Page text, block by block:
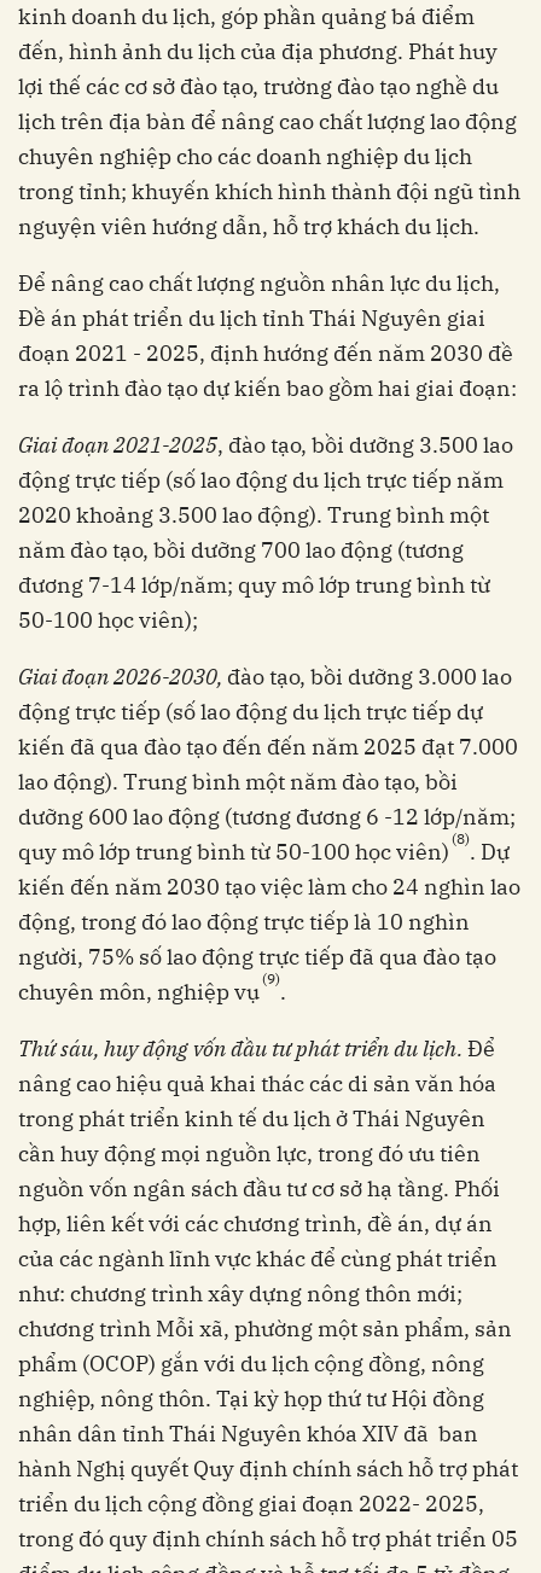
kinh doanh du lịch, góp phần quảng bá điểm
đến, hình ảnh du lịch của địa phương. Phát huy
lợi thế các cơ sở đào tạo, trường đào tạo nghề du
lịch trên địa bàn để nâng cao chất lượng lao động
chuyên nghiệp cho các doanh nghiệp du lịch
trong tỉnh; khuyến khích hình thành đội ngũ tình
nguyện viên hướng dẫn, hỗ trợ khách du lịch.
Để nâng cao chất lượng nguồn nhân lực du lịch,
Đề án phát triển du lịch tỉnh Thái Nguyên giai
đoạn 2021 - 2025, định hướng đến năm 2030 đề
ra lộ trình đào tạo dự kiến bao gồm hai giai đoạn:
Giai đoạn 2021-2025, đào tạo, bồi dưỡng 3.500 lao
động trực tiếp (số lao động du lịch trực tiếp năm
2020 khoảng 3.500 lao động). Trung bình một
năm đào tạo, bồi dưỡng 700 lao động (tương
đương 7-14 lớp/năm; quy mô lớp trung bình từ
50-100 học viên);
Giai đoạn 2026-2030, đào tạo, bồi dưỡng 3.000 lao
động trực tiếp (số lao động du lịch trực tiếp dự
kiến đã qua đào tạo đến đến năm 2025 đạt 7.000
lao động). Trung bình một năm đào tạo, bồi
dưỡng 600 lao động (tương đương 6 -12 lớp/năm;
quy mô lớp trung bình từ 50-100 học viên) (8). Dự
kiến đến năm 2030 tạo việc làm cho 24 nghìn lao
động, trong đó lao động trực tiếp là 10 nghìn
người, 75% số lao động trực tiếp đã qua đào tạo
chuyên môn, nghiệp vụ(9).
Thứ sáu, huy động vốn đầu tư phát triển du lịch. Để
nâng cao hiệu quả khai thác các di sản văn hóa
trong phát triển kinh tế du lịch ở Thái Nguyên
cần huy động mọi nguồn lực, trong đó ưu tiên
nguồn vốn ngân sách đầu tư cơ sở hạ tầng. Phối
hợp, liên kết với các chương trình, đề án, dự án
của các ngành lĩnh vực khác để cùng phát triển
như: chương trình xây dựng nông thôn mới;
chương trình Mỗi xã, phường một sản phẩm, sản
phẩm (OCOP) gắn với du lịch cộng đồng, nông
nghiệp, nông thôn. Tại kỳ họp thứ tư Hội đồng
nhân dân tỉnh Thái Nguyên khóa XIV đã ban
hành Nghị quyết Quy định chính sách hỗ trợ phát
triển du lịch cộng đồng giai đoạn 2022- 2025,
trong đó quy định chính sách hỗ trợ phát triển 05